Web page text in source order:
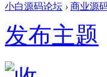
小白源码论坛 › 商业源
发布主题